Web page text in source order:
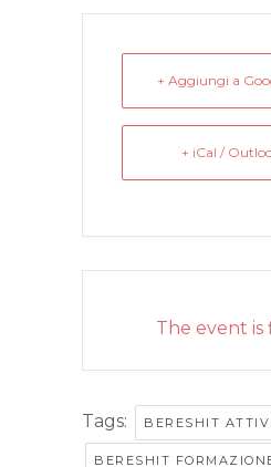
+ Aggiungi a
+ iCal /
The event is
Tags: BERESHIT
BERESHIT